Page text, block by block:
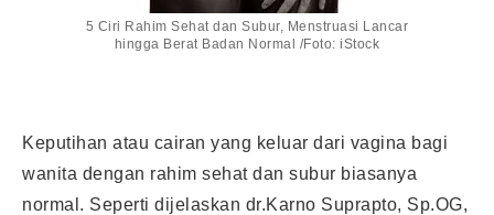
5 Ciri Rahim Sehat dan Subur, Menstruasi Lancar
hingga Berat Badan Normal /Foto: iStock
Keputihan atau cairan yang keluar dari vagina bagi
wanita dengan rahim sehat dan subur biasanya
normal. Seperti dijelaskan dr.Karno Suprapto, Sp.OG,